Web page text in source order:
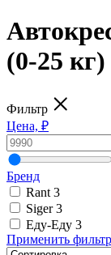
(0-25 кг)
Фильтр
Цена, ₽
Бренд
Rant 3
Siger3
Еду-Еду 3
Применить фильтр